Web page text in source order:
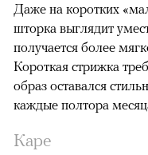
Даже на коротких
шторка выглядит
получается более
Короткая стрижка
образ оставался
каждые полтора
Каре